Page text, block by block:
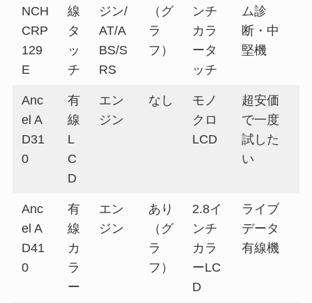
NCH
CRP
129
E
線
タ
ッ
チ
ジン/
AT/A
BS/S
RS
（グ
ラ
フ）
ンチ
カラ
ータ
ッチ
ム診
断・中
堅機
Anc
el A
D31
0
有
線
L
C
D
エン
ジン
なし
モノ
クロ
LCD
超安価
で一度
試した
い
Anc
el A
D41
0
有
線
カ
ラ
ー
エン
ジン
あり
（グ
ラ
フ）
2.8イ
ンチ
カラ
ーLC
D
ライブ
データ
有線機